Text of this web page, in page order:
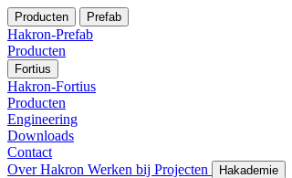
Producten Prefab
Hakron-Prefab
Producten
Fortius
Hakron-Fortius
Producten
Engineering
Downloads
Contact
Over Hakron Werken bij Projecten Hakademie